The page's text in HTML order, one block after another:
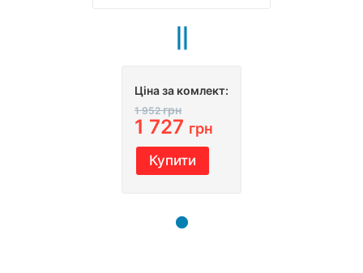
Ціна за комлект:
1 952грн
1 727 грн
Купити